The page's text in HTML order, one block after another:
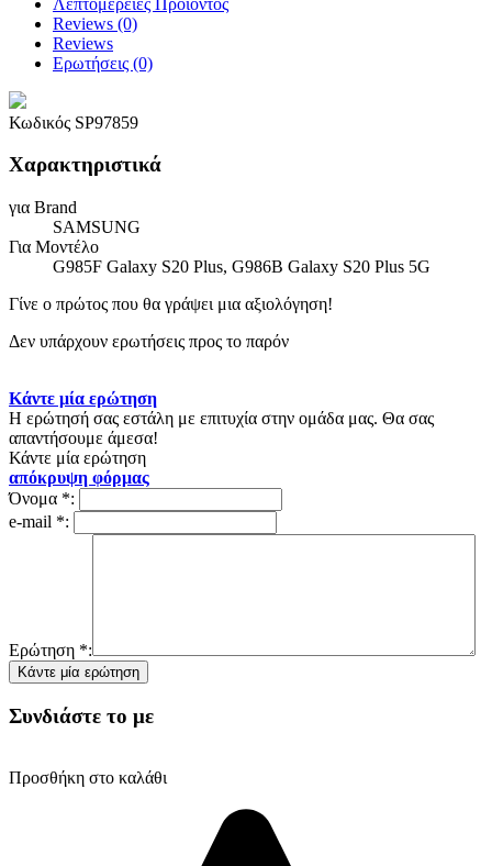
Reviews (0)
Reviews
Ερωτήσεις (0)
Κωδικός SP97859
Χαρακτηριστικά
για Brand
SAMSUNG
Για Μοντέλο
G985F Galaxy S20 Plus, G986B Galaxy S20 Plus 5G
Γίνε ο πρώτος που θα γράψει μια αξιολόγηση!
Δεν υπάρχουν ερωτήσεις προς το παρόν
Κάντε μία ερώτηση
Η ερώτησή σας εστάλη με επιτυχία στην ομάδα μας. Θα σας
απαντήσουμε άμεσα!
Κάντε μία ερώτηση
απόκρυψη φόρμας
Όνομα *:
e-mail *:
Ερώτηση *:
Συνδιάστε το με
Προσθήκη στο καλάθι